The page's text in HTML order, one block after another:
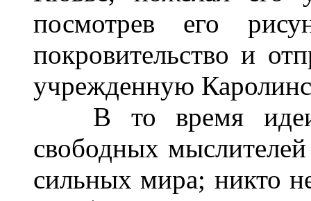
посмотрев его
покровительство и
учрежденную
В то время идеи
свободных
сильных мира; никто